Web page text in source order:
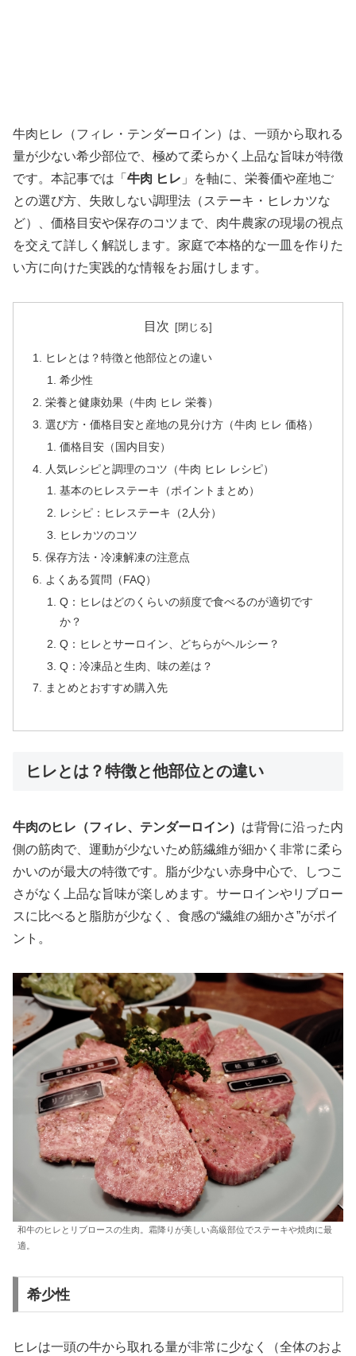
牛肉ヒレ（フィレ・テンダーロイン）は、一頭から取れる
量が少ない希少部位で、極めて柔らかく上品な旨味が特徴
です。本記事では「 牛肉 ヒレ 」を軸に、栄養価や産地ご
との選び方、失敗しない調理法（ステーキ・ヒレカツな
ど）、価格目安や保存のコツまで、肉牛農家の現場の視点
を交えて詳しく解説します。家庭で本格的な一皿を作りた
い方に向けた実践的な情報をお届けします。
目次
ヒレとは？特徴と他部位との違い
希少性
栄養と健康効果（牛肉 ヒレ 栄養）
選び方・価格目安と産地の見分け方（牛肉 ヒレ 価格）
価格目安（国内目安）
人気レシピと調理のコツ（牛肉 ヒレ レシピ）
基本のヒレステーキ（ポイントまとめ）
レシピ：ヒレステーキ（2人分）
ヒレカツのコツ
保存方法・冷凍解凍の注意点
よくある質問（FAQ）
Q：ヒレはどのくらいの頻度で食べるのが適切です
か？
Q：ヒレとサーロイン、どちらがヘルシー？
Q：冷凍品と生肉、味の差は？
まとめとおすすめ購入先
ヒレとは？特徴と他部位との違い
牛肉のヒレ（フィレ、テンダーロイン） は背骨に沿った内
側の筋肉で、運動が少ないため筋繊維が細かく非常に柔ら
かいのが最大の特徴です。脂が少ない赤身中心で、しつこ
さがなく上品な旨味が楽しめます。サーロインやリブロー
スに比べると脂肪が少なく、食感の“繊維の細かさ”がポイ
ント。
和牛のヒレとリブロースの生肉。霜降りが美しい高級部位でステーキや焼肉に最
適。
希少性
ヒレは一頭の牛から取れる量が非常に少なく（全体のおよ